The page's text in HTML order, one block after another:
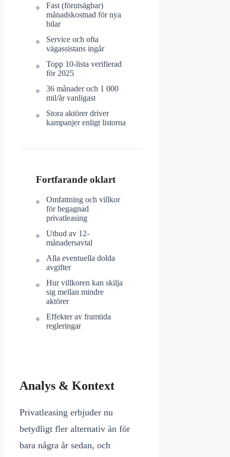
Fast (förutsägbar)
månadskostnad för nya
bilar
Service och ofta
vägassistans ingår
Topp 10-lista verifierad
för 2025
36 månader och 1 000
mil/år vanligast
Stora aktörer driver
kampanjer enligt listorna
Fortfarande oklart
Omfattning och villkor
för begagnad
privatleasing
Utbud av 12-
månadersavtal
Alla eventuella dolda
avgifter
Hur villkoren kan skilja
sig mellan mindre
aktörer
Effekter av framtida
regleringar
Analys & Kontext
Privatleasing erbjuder nu
betydligt fler alternativ än för
bara några år sedan, och